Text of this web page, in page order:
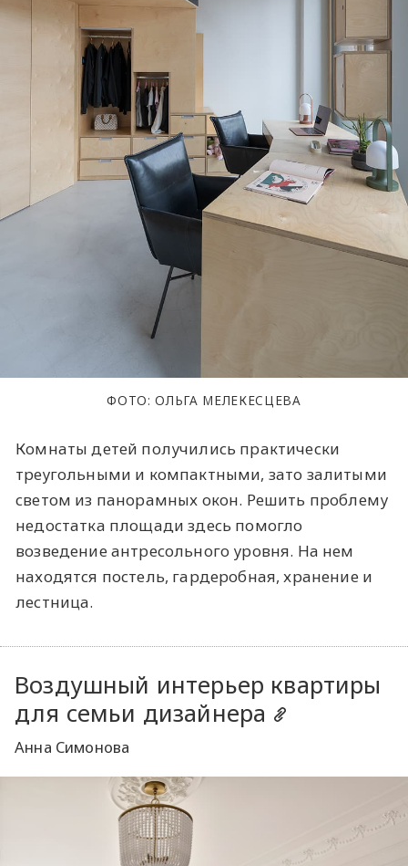
ФОТО: ОЛЬГА МЕЛЕКЕСЦЕВА
Комнаты детей получились практически
треугольными и компактными, зато залитыми
светом из панорамных окон. Решить проблему
недостатка площади здесь помогло
возведение антресольного уровня. На нем
находятся постель, гардеробная, хранение и
лестница.
Воздушный интерьер квартиры
для семьи дизайнера
Анна Симонова